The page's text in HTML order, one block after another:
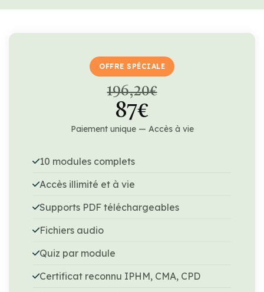
OFFRE SPÉCIALE
196,20€
87€
Paiement unique — Accès à vie
10 modules complets
Accès illimité et à vie
Supports PDF téléchargeables
Fichiers audio
Quiz par module
Certificat reconnu IPHM, CMA, CPD